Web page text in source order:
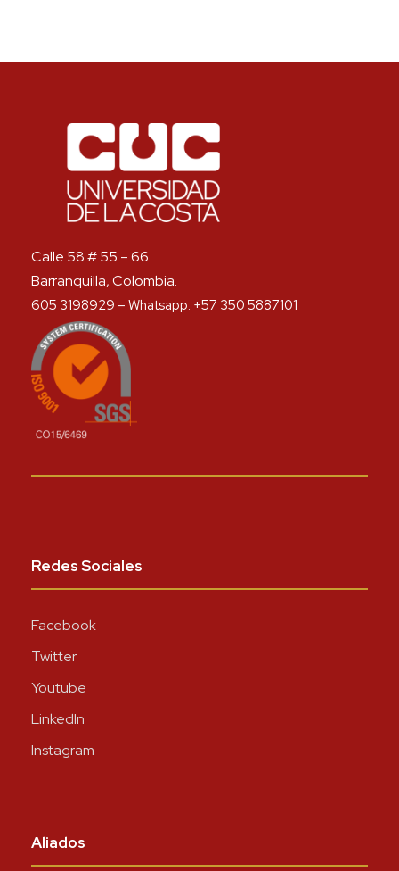
Calle 58 # 55 – 66.
Barranquilla, Colombia.
605 3198929 – Whatsapp: +57 350 5887101
Redes Sociales
Facebook
Twitter
Youtube
LinkedIn
Instagram
Aliados